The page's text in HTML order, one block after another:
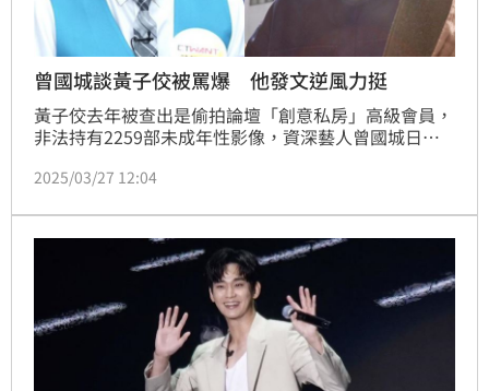
曾國城談黃子佼被罵爆 他發文逆風力挺
黃子佼去年被查出是偷拍論壇「創意私房」高級會員，
非法持有2259部未成年性影像，資深藝人曾國城日前
雖然曾國城事後緊急致歉，仍遭生技品牌芳茲終止代言
作過的「芒果歌王」楊哲，今（27）日在臉書逆風為他
說話，喊話網友「不要無限上綱的逼殺」、「刀下留
2025/03/27 12:04